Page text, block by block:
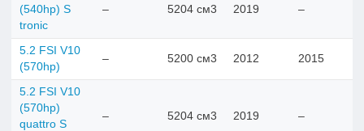
(540hp) S
tronic
– 5204 см3 2019 –
5.2 FSI V10
(570hp)
– 5200 см3 2012 2015
5.2 FSI V10
(570hp)
quattro S
– 5204 см3 2019 –